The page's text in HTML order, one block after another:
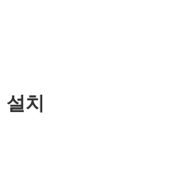
설치